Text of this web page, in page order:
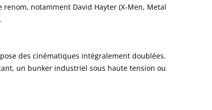
notamment David Hayter (X-Men, Metal
des cinématiques intégralement doublées.
un bunker industriel sous haute tension ou